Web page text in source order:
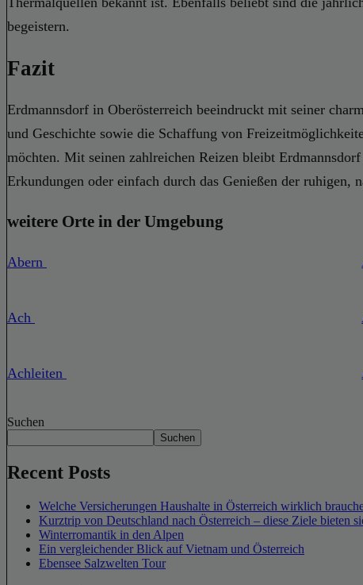
begeistern.
Fazit
Erdmannsdorf in Oberösterreich beeindruckt mit seiner
und Geschichte sowie die Schaffung von
möchten. Mit seinen zahlreichen Reizen bleibt
Erkundungen oder einfach durch das Genießen der ruhigen,
weitere Orte in der Umgebung
Abern
Ach
Achleiten
Suchen
Suchen
Recent Posts
Welche Versicherungen Haushalte in Österreich wirklich
Kurztrip von Deutschland nach Österreich – diese Ziele bieten
Winterromantik in den Alpen
Ein vergleichender Blick auf Vietnam und Österreich
Ebensee Salzwelten Tour